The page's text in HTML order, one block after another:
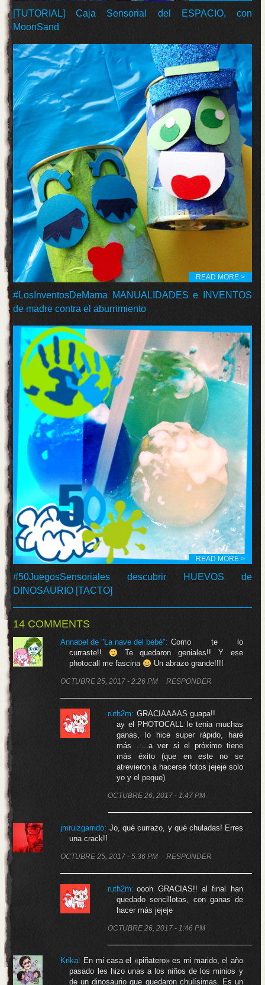
[TUTORIAL] Caja Sensorial del ESPACIO, con
MoonSand
READ MORE >
#LosInventosDeMama MANUALIDADES e INVENTOS
de madre contra el aburrimiento
READ MORE >
#50JuegosSensoriales descubrir HUEVOS de
DINOSAURIO [TACTO]
14 COMMENTS
Annabel de "La nave del bebé": Como te lo
curraste!!
Te quedaron geniales!! Y ese
photocall me fascina
Un abrazo grande!!!!
OCTUBRE 25, 2017 - 2:26 PM RESPONDER
ruth2m: GRACIAAAAS guapa!!
ay el PHOTOCALL le tenia muchas
ganas, lo hice super rápido, haré
más …..a ver si el próximo tiene
más éxito (que en este no se
atrevieron a hacerse fotos jejeje solo
yo y el peque)
OCTUBRE 26, 2017 - 1:47 PM
jmruizgarrido: Jo, qué currazo, y qué chuladas! Erres
una crack!!
OCTUBRE 25, 2017 - 5:36 PM RESPONDER
ruth2m: oooh GRACIAS!! al final han
quedado sencillotas, con ganas de
hacer más jejeje
OCTUBRE 26, 2017 - 1:46 PM
Krika: En mi casa el «piñatero» es mi marido, el año
pasado les hizo unas a los niños de los minios y
de un dinosaurio que quedaron chulísimas. Es un